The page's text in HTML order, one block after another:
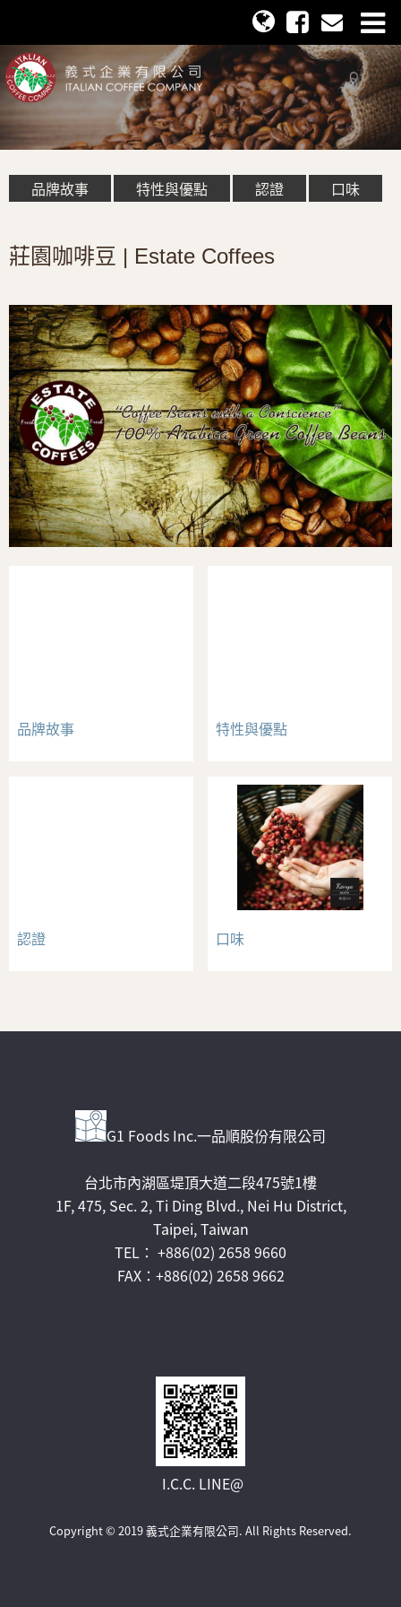
品牌故事 特性與優點 認證 口味
莊園咖啡豆 | Estate Coffees
品牌故事 特性與優點
認證 口味
G1 Foods Inc.一品順股份有限公司
台北市內湖區堤頂大道二段475號1樓
1F, 475, Sec. 2, Ti Ding Blvd., Nei Hu District,
Taipei, Taiwan
TEL： +886(02) 2658 9660
FAX：+886(02) 2658 9662
I.C.C. LINE@
Copyright © 2019 義式企業有限公司. All Rights Reserved.